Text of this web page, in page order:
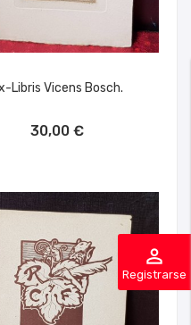
perm_identity
Registrarse
Libris Vicens Bosch.
30,00 €